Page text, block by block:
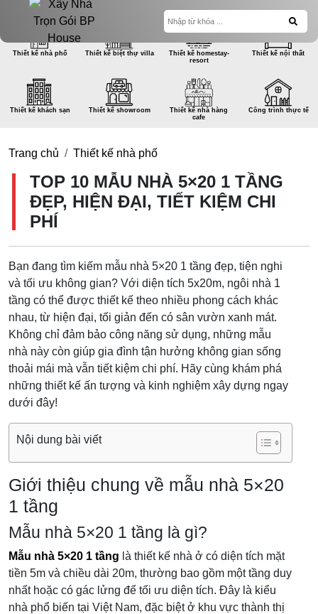
Thiết kế nhà phố Thiết kế biệt thự villa
Thiết kế homestay-
resort
Thiết kế nội thất
Thiết kế khách sạn Thiết kế showroom
Thiết kế nhà hàng
cafe
Công trình thực tế
Trang chủ Thiết kế nhà phố
TOP 10 MẪU NHÀ 5×20 1 TẦNG
ĐẸP, HIỆN ĐẠI, TIẾT KIỆM CHI
PHÍ
Bạn đang tìm kiếm mẫu nhà 5×20 1 tầng đẹp, tiện nghi
và tối ưu không gian? Với diện tích 5x20m, ngôi nhà 1
tầng có thể được thiết kế theo nhiều phong cách khác
nhau, từ hiện đại, tối giản đến có sân vườn xanh mát.
Không chỉ đảm bảo công năng sử dụng, những mẫu
nhà này còn giúp gia đình tận hưởng không gian sống
thoải mái mà vẫn tiết kiệm chi phí. Hãy cùng khám phá
những thiết kế ấn tượng và kinh nghiệm xây dựng ngay
dưới đây!
Nội dung bài viết
Giới thiệu chung về mẫu nhà 5×20
1 tầng
Mẫu nhà 5×20 1 tầng là gì?
Mẫu nhà 5×20 1 tầng là thiết kế nhà ở có diện tích mặt
tiền 5m và chiều dài 20m, thường bao gồm một tầng duy
nhất hoặc có gác lửng để tối ưu diện tích. Đây là kiểu
nhà phổ biến tại Việt Nam, đặc biệt ở khu vực thành thị